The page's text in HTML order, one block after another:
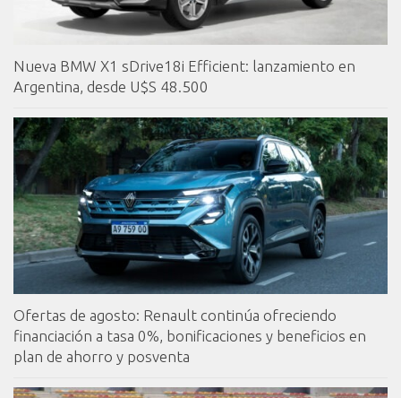
Nueva BMW X1 sDrive18i Efficient: lanzamiento en
Argentina, desde U$S 48.500
Ofertas de agosto: Renault continúa ofreciendo
financiación a tasa 0%, bonificaciones y beneficios en
plan de ahorro y posventa